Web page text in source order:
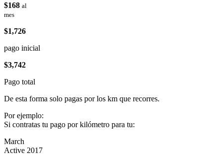
$168 al
mes
$1,726
pago inicial
$3,742
Pago total
De esta forma solo pagas por los km que recorres.
Por ejemplo:
Si contratas tu pago por kilómetro para tu:
March
Active 2017